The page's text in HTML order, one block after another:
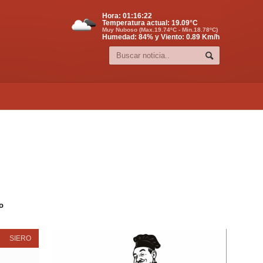
Hora: 01:16:23
Temperatura actual: 19.09°C
Muy Nuboso (Max.19.74ºC - Min.18.78ºC)
Humedad: 84% y Viento: 0.89 Km/h
SIERO